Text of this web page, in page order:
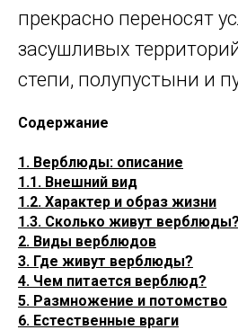
прекрасно переносят
засушливых
степи, полупустыни и
Содержание
1. Верблюды: описание
1.1. Внешний вид
1.2. Характер и образ жизни
1.3. Сколько живут верблюды?
2. Виды верблюдов
3. Где живут верблюды?
4. Чем питается верблюд?
5. Размножение и потомство
6. Естественные враги